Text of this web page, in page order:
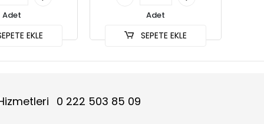
Adet
EKLE
Adet
SEPETE EKLE
0 222 503 85 09